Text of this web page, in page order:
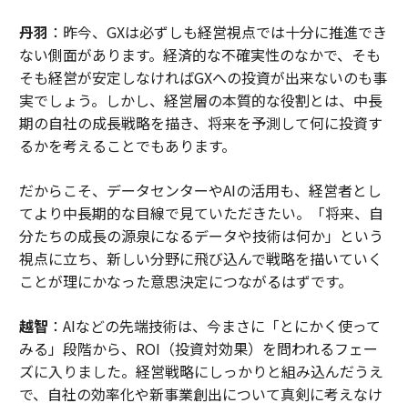
丹羽 ：昨今、GXは必ずしも経営視点では十分に推進でき
ない側面があります。経済的な不確実性のなかで、そも
そも経営が安定しなければGXへの投資が出来ないのも事
実でしょう。しかし、経営層の本質的な役割とは、中長
期の自社の成長戦略を描き、将来を予測して何に投資す
るかを考えることでもあります。
だからこそ、データセンターやAIの活用も、経営者とし
てより中長期的な目線で見ていただきたい。「将来、自
分たちの成長の源泉になるデータや技術は何か」という
視点に立ち、新しい分野に飛び込んで戦略を描いていく
ことが理にかなった意思決定につながるはずです。
越智 ：AIなどの先端技術は、今まさに「とにかく使って
みる」段階から、ROI（投資対効果）を問われるフェー
ズに入りました。経営戦略にしっかりと組み込んだうえ
で、自社の効率化や新事業創出について真剣に考えなけ